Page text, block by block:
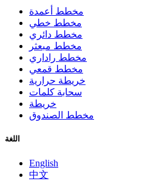
مخطط أعمدة
مخطط خطي
مخطط دائري
مخطط مبعثر
مخطط راداري
مخطط قمعي
خريطة حرارية
سحابة كلمات
خريطة
مخطط الصندوق
اللغة
English
中文